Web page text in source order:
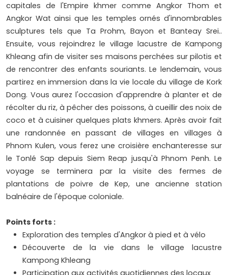
capitales de l'Empire khmer comme Angkor Thom et
Angkor Wat ainsi que les temples ornés d'innombrables
sculptures tels que Ta Prohm, Bayon et Banteay Srei..
Ensuite, vous rejoindrez le village lacustre de Kampong
Khleang afin de visiter ses maisons perchées sur pilotis et
de rencontrer des enfants souriants. Le lendemain, vous
partirez en immersion dans la vie locale du village de Kork
Dong. Vous aurez l'occasion d'apprendre à planter et de
récolter du riz, à pêcher des poissons, à cueillir des noix de
coco et à cuisiner quelques plats khmers. Après avoir fait
une randonnée en passant de villages en villages à
Phnom Kulen, vous ferez une croisière enchanteresse sur
le Tonlé Sap depuis Siem Reap jusqu'à Phnom Penh. Le
voyage se terminera par la visite des fermes de
plantations de poivre de Kep, une ancienne station
balnéaire de l'époque coloniale.
Points forts :​
Exploration des temples d'Angkor à pied et à vélo
Découverte de la vie dans le village lacustre
Kampong Khleang